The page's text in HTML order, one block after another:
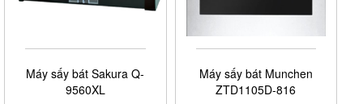
Máy sấy bát Sakura Q-
9560XL
Máy sấy bát Munchen
ZTD1105D-816